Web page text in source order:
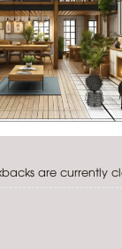
are currently